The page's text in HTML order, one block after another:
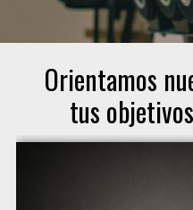
Orientamos
tus